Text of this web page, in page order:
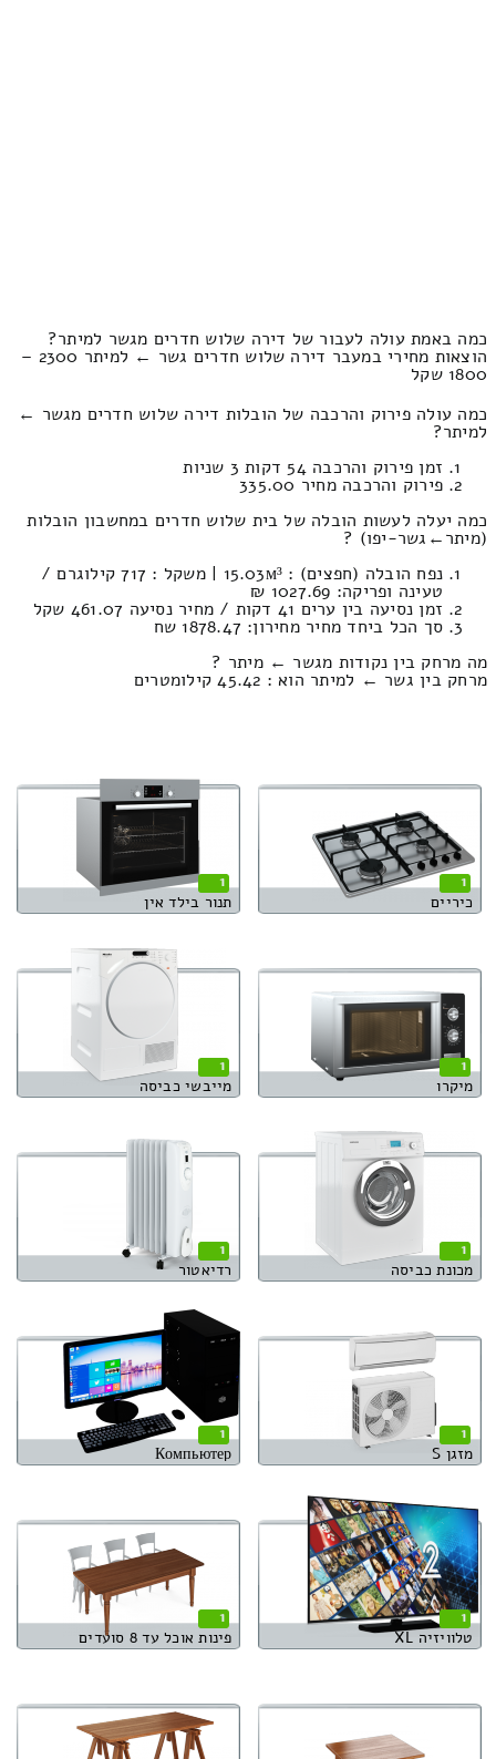
כמה באמת עולה לעבור של דירה שלוש חדרים מגשר למיתר?
הוצאות מחירי במעבר דירה שלוש חדרים גשר ← למיתר 2300 –
1800 שקל
כמה עולה פירוק והרכבה של הובלות דירה שלוש חדרים מגשר ←
למיתר?
זמן פירוק והרכבה 54 דקות 3 שניות
פירוק והרכבה מחיר 335.00
כמה יעלה לעשות הובלה של בית שלוש חדרים במחשבון הובלות
(מיתר‎←‏גשר-יפו) ?
נפח הובלה (חפצים) : 15.03м³ | משקל : 717 קילוגרם /
טעינה ופריקה: 1027.69 ₪
זמן נסיעה בין ערים 41 דקות / מחיר נסיעה 461.07 שקל
סך הכל ביחד מחיר מחירון: 1878.47 שח
מה מרחק בין נקודות מגשר ← מיתר ?
מרחק בין גשר ← למיתר הוא : 45.42 קילומטרים
1
כיריים
1
תנור בילד אין
1
מיקרו
1
מייבשי כביסה
1
מכונת כביסה
1
רדיאטור
1
מזגן S
1
Компьютер
1
טלוויזיה XL
1
פינות אוכל עד 8 סועדים